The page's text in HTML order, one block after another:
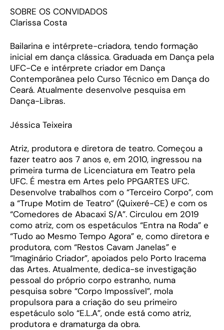
SOBRE OS CONVIDADOS
Clarissa Costa
Bailarina e intérprete-criadora, tendo formação
inicial em dança clássica. Graduada em Dança pela
UFC-Ce e intérprete criador em Dança
Contemporânea pelo Curso Técnico em Dança do
Ceará. Atualmente desenvolve pesquisa em
Dança-Libras.
Jéssica Teixeira
Atriz, produtora e diretora de teatro. Começou a
fazer teatro aos 7 anos e, em 2010, ingressou na
primeira turma de Licenciatura em Teatro pela
UFC. É mestra em Artes pelo PPGARTES UFC.
Desenvolve trabalhos com o “Terceiro Corpo”, com
a “Trupe Motim de Teatro” (Quixeré-CE) e com os
“Comedores de Abacaxi S/A”. Circulou em 2019
como atriz, com os espetáculos “Entra na Roda” e
“Tudo ao Mesmo Tempo Agora” e, como diretora e
produtora, com “Restos Cavam Janelas” e
“Imaginário Criador”, apoiados pelo Porto Iracema
das Artes. Atualmente, dedica-se investigação
pessoal do próprio corpo estranho, numa
pesquisa sobre “Corpo Impossível”, mola
propulsora para a criação do seu primeiro
espetáculo solo “E.L.A”, onde está como atriz,
produtora e dramaturga da obra.